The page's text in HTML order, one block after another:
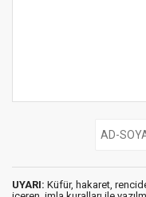
UYARI: Küfür, hakaret,